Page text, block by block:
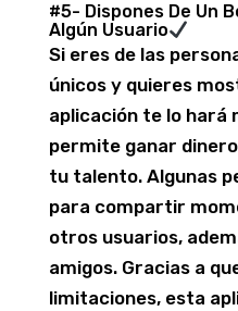
#5- Dispones De Un
Algún Usuario
Si eres de las
únicos y quieres
aplicación te lo hará
permite ganar
tu talento. Algunas
para compartir
otros usuarios,
amigos. Gracias a
limitaciones, esta